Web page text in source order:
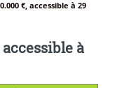
€, accessible à 29
accessible à